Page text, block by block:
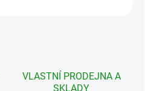
VLASTNÍ PRODEJNA A
SKLADY